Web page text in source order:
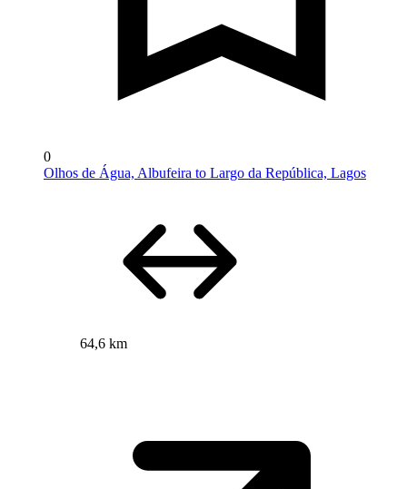
0
Olhos de Água, Albufeira to Largo da República, Lagos
64,6 km